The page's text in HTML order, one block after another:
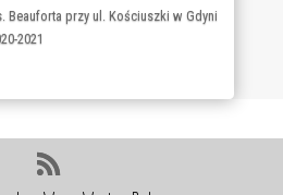
utworzenia Ośrodka Leczenia Chorób
2021